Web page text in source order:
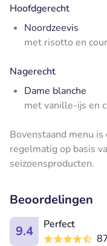
Hoofdgerecht
Noordzeevis
met risotto en
Nagerecht
Dame blanche
met vanille-ijs en
Bovenstaand menu
regelmatig op basis
seizoensproducten.
Beoordelingen
9.4
Perfect